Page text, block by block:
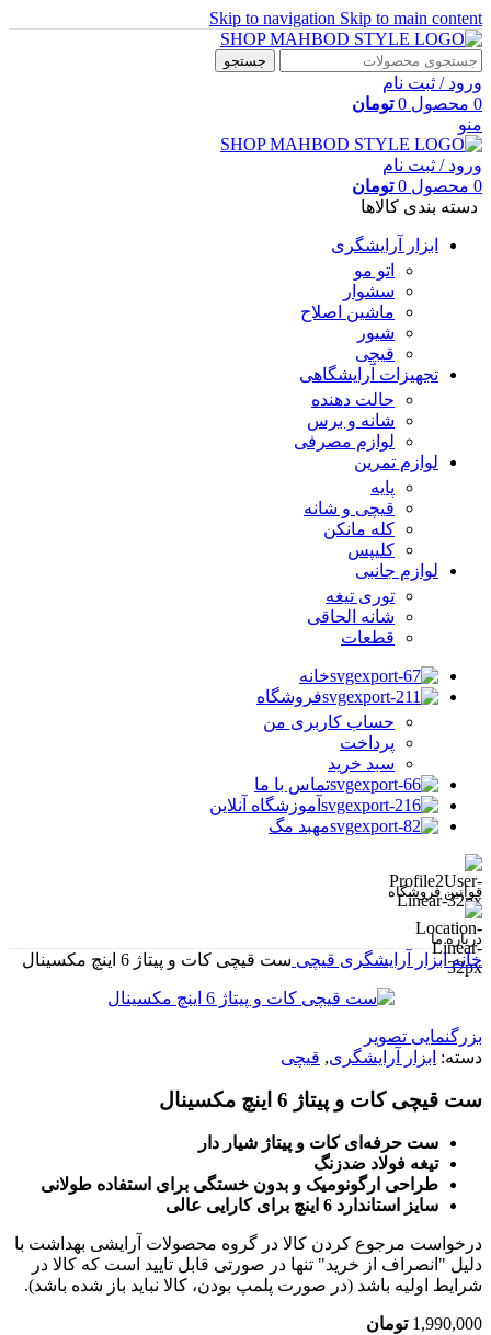
Skip to navigation Skip to main content
جستجو
ورود / ثبت نام
0 محصول 0 تومان
منو
ورود / ثبت نام
0 محصول 0 تومان
دسته بندی کالاها
ابزار آرایشگری
اتو مو
سشوار
ماشین اصلاح
شیور
قیچی
تجهیزات آرایشگاهی
حالت دهنده
شانه و برس
لوازم مصرفی
لوازم تمرین
پایه
قیچی و شانه
کله مانکن
کلیپس
لوازم جانبی
توری تیغه
شانه الحاقی
قطعات
خانه
فروشگاه
حساب کاربری من
پرداخت
سبد خرید
تماس با ما
آموزشگاه آنلاین
مهبد مگ
قوانین فروشگاه
درباره ما
خانهابزار آرایشگری قیچی ست قیچی کات و پیتاژ 6 اینچ مکسینال
بزرگنمایی تصویر
دسته: ابزار آرایشگری, قیچی
ست قیچی کات و پیتاژ 6 اینچ مکسینال
ست حرفه‌ای کات و پیتاژ شیار دار
تیغه فولاد ضدزنگ
طراحی ارگونومیک و بدون خستگی برای استفاده طولانی
سایز استاندارد 6 اینچ برای کارایی عالی
درخواست مرجوع کردن کالا در گروه محصولات آرایشی بهداشت با
دلیل "انصراف از خرید" تنها در صورتی قابل تایید است که کالا در
شرایط اولیه باشد (در صورت پلمپ بودن، کالا نباید باز شده باشد).
1,990,000 تومان